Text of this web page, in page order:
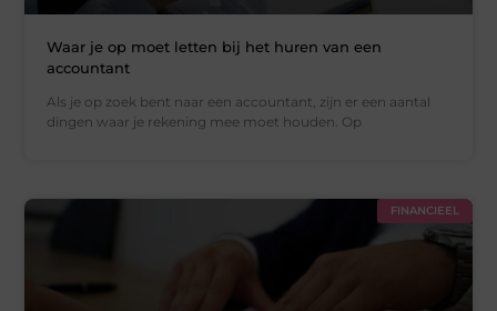
Waar je op moet letten bij het huren van een
accountant
Als je op zoek bent naar een accountant, zijn er een aantal
dingen waar je rekening mee moet houden. Op
FINANCIEEL